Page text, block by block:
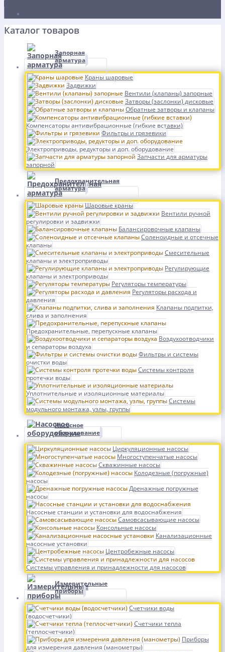
Каталог товаров
Запорная
арматура
Краны шаровые
Задвижки
Вентили (клапаны) запорные
Затворы (заслонки) дисковые
Обратные затворы и клапаны
Компенсаторы антивибрационные (гибкие вставки)
Фильтры и грязевики
Электроприводы, редукторы и доп. оборудование
Запчасти для арматуры
запорной
Предохранительная
арматура
Шаровые краны
Вентили ручной
регулировки и задвижки
Балансировочные клапаны
Соленоидные и отсечные
клапаны
Смесительные
клапаны и электроприводы
Регулирующие
клапаны и электроприводы
Регуляторы температуры
Регуляторы расхода и
давления
Клапаны подпитки,
слива и заполнения
Предохранительные, перепускные клапаны
Воздухоотводчики
и сепараторы воздуха
Фильтры и системы
очистки воды
Системы контроля
протечки воды
Уплотнительные и изоляционные материалы
Системы
модульного монтажа, узлы, группы
Насосное
оборудование
Циркуляционные насосы
Многоступенчатые насосы
Скважинные насосы
Колодезные (погружные)
насосы
Дренажные погружные
насосы
Насосные станции и установки для водоснабжения
Самовсасывающие насосы
Консольные насосы
Канализационные
насосные установки
Центробежные насосы
Системы управления и принадлежности для насосов
Измерительные
приборы
Счетчики воды
(водосчетчики)
Счетчики тепла
(теплосчетчики)
Приборы
для измерения давления (манометры)